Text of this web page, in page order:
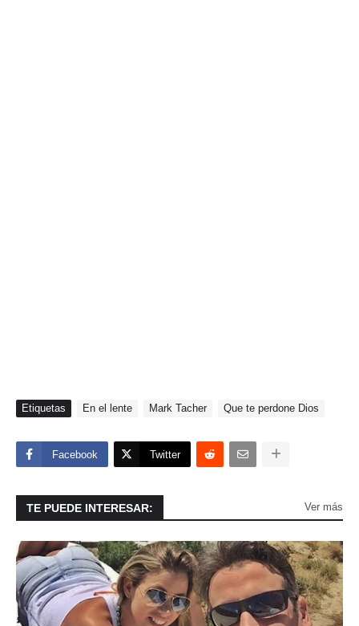
Etiquetas En el lente Mark Tacher Que te perdone Dios
Facebook Twitter
TE PUEDE INTERESAR: Ver más